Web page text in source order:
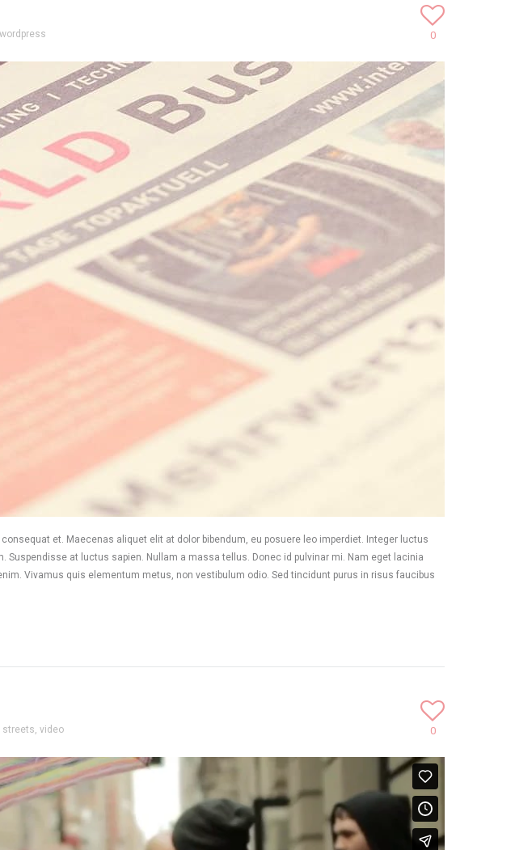
wordpress 0
et. Maecenas aliquet elit at dolor bibendum, eu posuere leo imperdiet. Integer luctus
at luctus sapien. Nullam a massa tellus. Donec id pulvinar mi. Nam eget lacinia
Vivamus quis elementum metus, non vestibulum odio. Sed tincidunt purus in risus faucibus
streets, video 0